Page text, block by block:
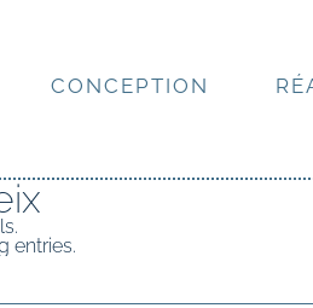
CONCEPTION
entries.